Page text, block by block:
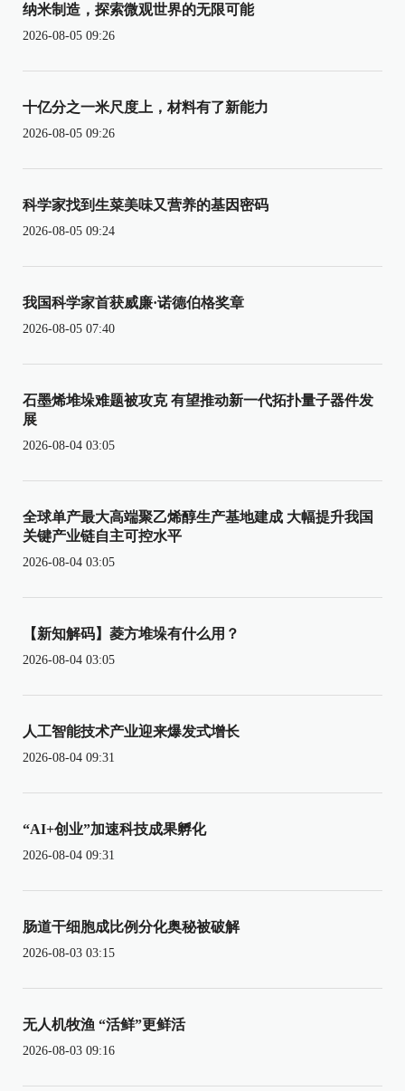
纳米制造，探索微观世界的无限可能
2026-08-05 09:26
十亿分之一米尺度上，材料有了新能力
2026-08-05 09:26
科学家找到生菜美味又营养的基因密码
2026-08-05 09:24
我国科学家首获威廉·诺德伯格奖章
2026-08-05 07:40
石墨烯堆垛难题被攻克 有望推动新一代拓扑量子器件发
展
2026-08-04 03:05
全球单产最大高端聚乙烯醇生产基地建成 大幅提升我国
关键产业链自主可控水平
2026-08-04 03:05
【新知解码】菱方堆垛有什么用？
2026-08-04 03:05
人工智能技术产业迎来爆发式增长
2026-08-04 09:31
“AI+创业”加速科技成果孵化
2026-08-04 09:31
肠道干细胞成比例分化奥秘被破解
2026-08-03 03:15
无人机牧渔 “活鲜”更鲜活
2026-08-03 09:16